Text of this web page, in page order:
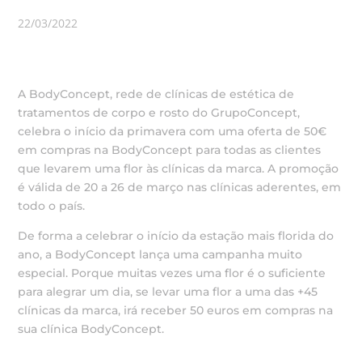
22/03/2022
A BodyConcept, rede de clínicas de estética de
tratamentos de corpo e rosto do GrupoConcept,
celebra o início da primavera com uma oferta de 50€
em compras na BodyConcept para todas as clientes
que levarem uma flor às clínicas da marca. A promoção
é válida de 20 a 26 de março nas clínicas aderentes, em
todo o país.
De forma a celebrar o início da estação mais florida do
ano, a BodyConcept lança uma campanha muito
especial. Porque muitas vezes uma flor é o suficiente
para alegrar um dia, se levar uma flor a uma das +45
clínicas da marca, irá receber 50 euros em compras na
sua clínica BodyConcept.